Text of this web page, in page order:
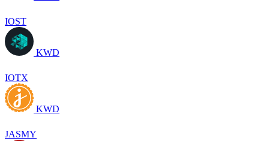
IOST
KWD
IOTX
KWD
JASMY